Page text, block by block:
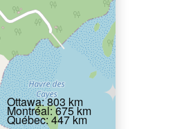
Ottawa: 803 km
Montréal: 675 km
Québec: 447 km